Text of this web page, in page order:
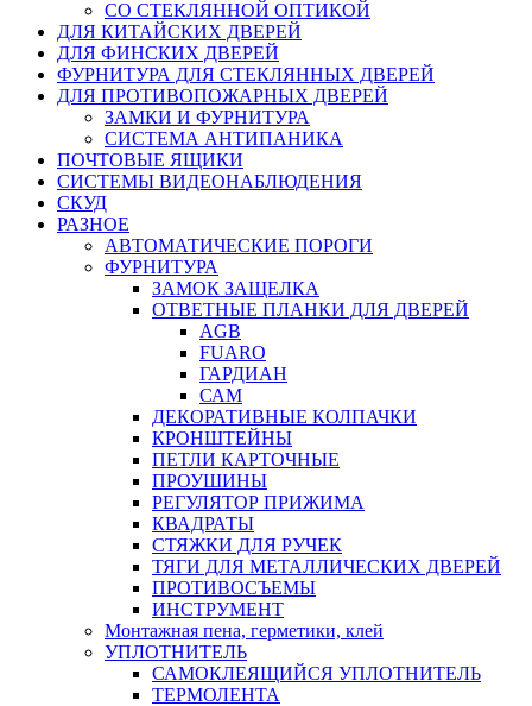
СО СТЕКЛЯННОЙ ОПТИКОЙ
ДЛЯ КИТАЙСКИХ ДВЕРЕЙ
ДЛЯ ФИНСКИХ ДВЕРЕЙ
ФУРНИТУРА ДЛЯ СТЕКЛЯННЫХ ДВЕРЕЙ
ДЛЯ ПРОТИВОПОЖАРНЫХ ДВЕРЕЙ
ЗАМКИ И ФУРНИТУРА
СИСТЕМА АНТИПАНИКА
ПОЧТОВЫЕ ЯЩИКИ
СИСТЕМЫ ВИДЕОНАБЛЮДЕНИЯ
СКУД
РАЗНОЕ
АВТОМАТИЧЕСКИЕ ПОРОГИ
ФУРНИТУРА
ЗАМОК ЗАЩЕЛКА
ОТВЕТНЫЕ ПЛАНКИ ДЛЯ ДВЕРЕЙ
AGB
FUARO
ГАРДИАН
САМ
ДЕКОРАТИВНЫЕ КОЛПАЧКИ
КРОНШТЕЙНЫ
ПЕТЛИ КАРТОЧНЫЕ
ПРОУШИНЫ
РЕГУЛЯТОР ПРИЖИМА
КВАДРАТЫ
СТЯЖКИ ДЛЯ РУЧЕК
ТЯГИ ДЛЯ МЕТАЛЛИЧЕСКИХ ДВЕРЕЙ
ПРОТИВОСЪЕМЫ
ИНСТРУМЕНТ
Монтажная пена, герметики, клей
УПЛОТНИТЕЛЬ
САМОКЛЕЯЩИЙСЯ УПЛОТНИТЕЛЬ
ТЕРМОЛЕНТА